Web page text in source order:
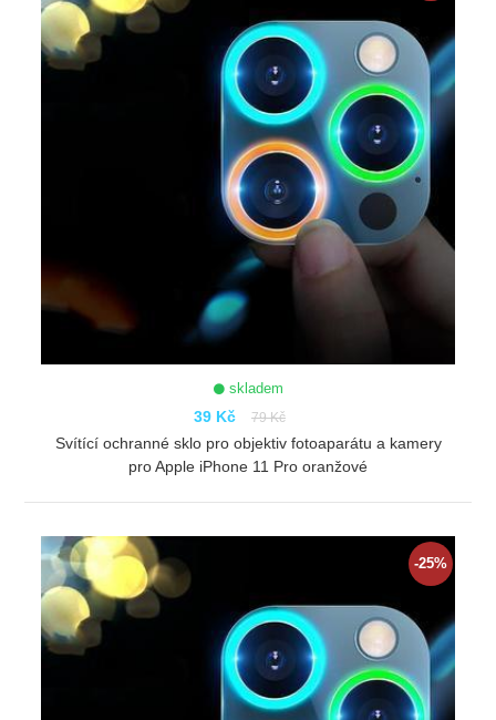
skladem
39 Kč 79 Kč
ZOBRAZIT
Svítící ochranné sklo pro objektiv fotoaparátu a kamery
pro Apple iPhone 11 Pro oranžové
-25%